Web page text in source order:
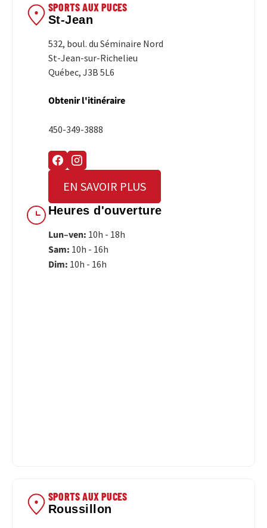
SPORTS AUX PUCES
St-Jean
532, boul. du Séminaire Nord
St-Jean-sur-Richelieu
Québec, J3B 5L6
Obtenir l'itinéraire
450-349-3888
EN SAVOIR PLUS
Heures d'ouverture
Lun–ven: 10h - 18h
Sam: 10h - 16h
Dim: 10h - 16h
SPORTS AUX PUCES
Roussillon